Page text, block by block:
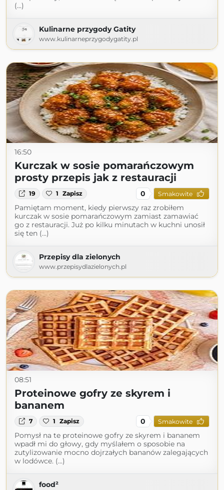
(...)
Kulinarne przygody Gatity
www.kulinarneprzygodygatity.pl
16:50
Kurczak w sosie pomarańczowym
prosty przepis jak z restauracji
19 1 Zapisz 0 Smakowite
Pamiętam moment, kiedy pierwszy raz zrobiłem
kurczak w sosie pomarańczowym zamiast zamawiać
go z restauracji. Już po kilku minutach w kuchni unosił
się ten (...)
Przepisy dla zielonych
www.przepisydlazielonych.pl
08:51
Proteinowe gofry ze skyrem i
bananem
7 1 Zapisz 0 Smakowite
Pomysł na te proteinowe gofry ze skyrem i bananem
wpadł mi do głowy, gdy myślałem o sposobie na
zutylizowanie mocno dojrzałych bananów zalegających
w lodówce. (...)
food²